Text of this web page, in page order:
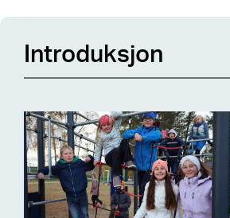
Introduksjon